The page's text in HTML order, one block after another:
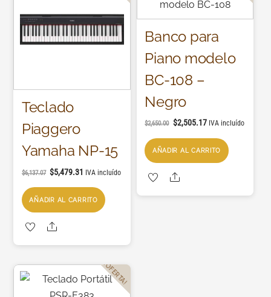
Teclado
Piaggero
Yamaha NP-15
$6,137.07 $5,479.31 IVA incluído
AÑADIR AL CARRITO
Share
Banco para
Piano modelo
BC-108 –
Negro
$2,650.00 $2,505.17 IVA incluído
AÑADIR AL CARRITO
Share
¡OFERTA!